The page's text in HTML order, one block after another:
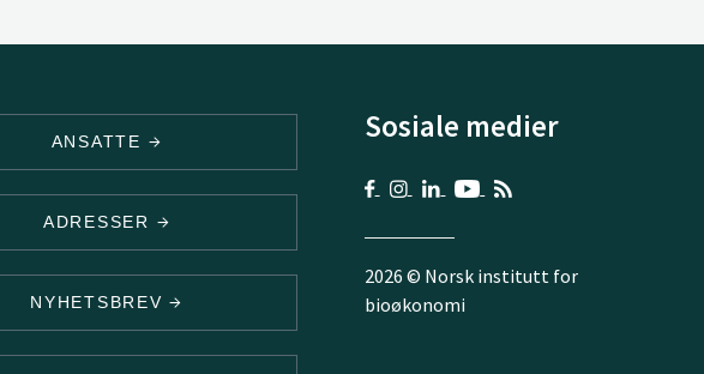
ANSATTE
ADRESSER
NYHETSBREV
Sosiale medier
2026 © Norsk institutt for
bioøkonomi